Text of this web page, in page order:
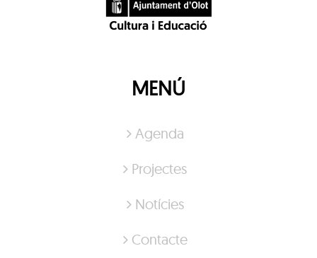
MENÚ
Agenda
Projectes
Notícies
Contacte